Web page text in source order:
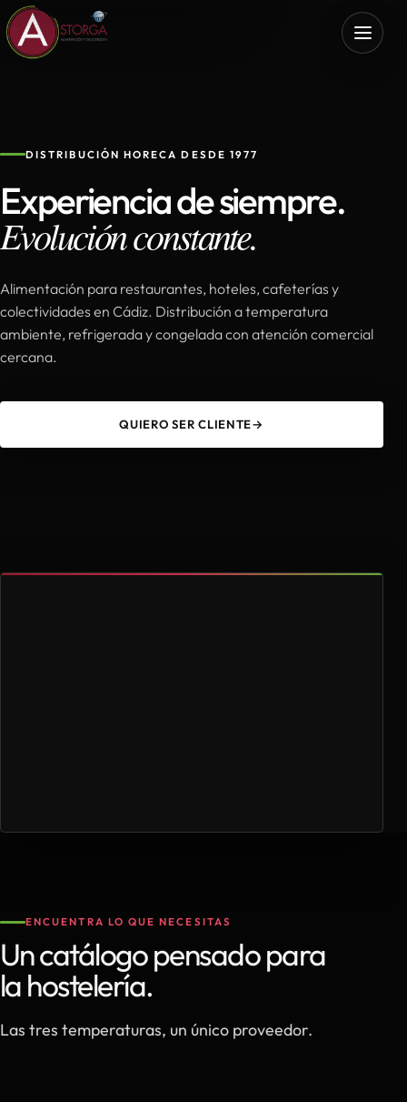
DISTRIBUCIÓN HORECA DESDE 1977
Experiencia de siempre.
Evolución constante.
Alimentación para restaurantes, hoteles, cafeterías y
colectividades en Cádiz. Distribución a temperatura
ambiente, refrigerada y congelada con atención comercial
cercana.
QUIERO SER CLIENTE→
ENCUENTRA LO QUE NECESITAS
Un catálogo pensado para
la hostelería.
Las tres temperaturas, un único proveedor.